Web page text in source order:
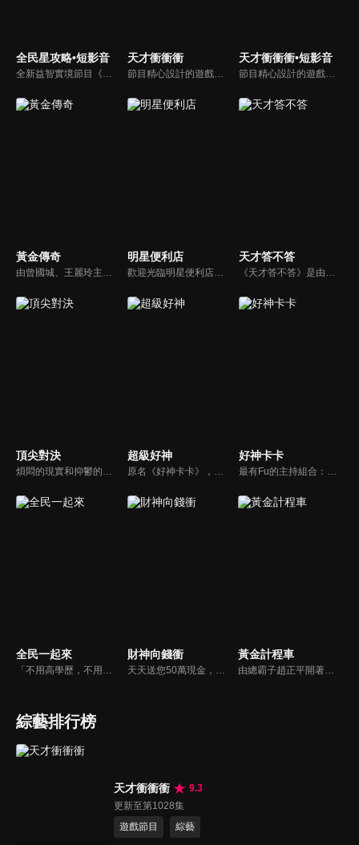
全民星攻略•短影音 天才衝衝衝
節目精心設計的遊戲內容，包括深受觀眾喜愛並且火紅於各大專院校的【TEMPO系列】，考驗藝人用肢體表達能力以及聯想能力的【你是WORD演】、【會演是英雄】，考驗英文程度的【EAR傳耳ABC】，超簡單、超爆笑的【看你怎麼說】，以及考驗藝人反應、機智以及隊友默契的【不可能的默契】等單元，逗趣又爆笑！
天才衝衝衝•短影音
節目精心設計的遊戲內容，包括深受觀眾喜愛並且火紅於各大專院校的【TEMPO系列】，考驗藝人用肢體表達能力以及聯想能力的【你是WORD演】、【會演是英雄】，考驗英文程度的【EAR傳耳ABC】，超簡單、超爆笑的【看你怎麼說】，以及考驗藝人反應、機智以及隊友默契的【不可能的默契】等單元，逗趣又爆笑！
黃金傳奇
由曾國城、王麗玲主持，許多人記憶中的經典外景綜藝節目之一。每次闖關成功的隊伍，可獲得藏寶圖；拼湊出完整藏寶圖者，可憑著藏寶圖提示至寶箱放置處；最後以正確寶箱之正確答案鑰匙開啟成功者，除隊長本身外的每位參賽者，即可獲得價值新台幣5萬元之黃金金牌。
明星便利店
歡迎光臨明星便利店！你覺得便利店裡面有什麼？關東煮？茶葉蛋？還是讓你尖叫的大明星？一家擁有明星的便利店，到底有多稀奇，你會不會想要光臨呢？
天才答不答
《天才答不答》是由吳宗憲和吳怡霈共同主持的益智節目。節目設立高額的獎金來考驗藝人們真實的人性，同時將題目立體化，讓你身歷其境去冒險答題。更有哪些出乎意料的處罰，讓藝人羞愧的不想再答錯！一個最接近「人性」與「真實」的益智節目，現在就讓吳宗憲帶你輕鬆玩轉知識。
頂尖對決
煩悶的現實和抑鬱的社會，你需要的就是笑、大聲笑、開口笑，《頂尖對決》就要你笑到落ㄟ骸，最具綜藝實力的庹宗康，和喜感十足的納豆各自領軍對抗，藝人搞笑pk笑果十足，《頂尖對決》讓你忘掉一週煩惱！
超級好神
原名《好神卡卡》，後改名為《超級好神》，是一檔益智類綜藝節目，由「A咖天王」徐乃麟搭配黃鐙輝主持。「好神智慧王」、「好神記憶王」、「誰是爆點王」、「好神送好禮」四個單元，讓來賓一較高下。比反應，比記憶，比機智，比膽識，幸運女神的眷顧與遠離永遠都是個未知數！
好神卡卡
最有Fu的主持組合：「A咖天王」徐乃麟+「好神天心」朱芯儀+「真理大學校花」洪棠+「台大獸醫碩士」LYDIA。遊戲的層層關卡，來賓必須要和主持人比反應，比記憶，比機智，比膽識，幸運女神的眷顧與遠離永遠都是個未知數！
全民一起來
「不用高學歷，不用會答題，全民一起來，獎金拿不完！」《全民一起來》是一檔結合手機遊戲的大型現場直播益智節目，「記憶、觀察、反應、平衡、敏捷...」，多道關卡考驗挑戰者的多元智能及體能，見證藝人明星各項不可思議的挑戰。
財神向錢衝
天天送您50萬現金，還有汽車大獎！不考智力、體力，挑戰家人、同事、同學、朋友互相了解的成渡和共同生活經驗。快來參加《財神向前衝》大獎通通送給您。
黃金計程車
由總霸子趙正平開著計程車在街頭隨機找尋搭車路人，進行機智問答，如果十題答對就可以拿走金元寶！如果沒有答對，就把當前獎金減一個0然後發放！另外節目中總霸子趙正平還會帶我們遍尋美食名景。
綜藝排行榜
天才衝衝衝
9.3
更新至第1028集
遊戲節目
綜藝